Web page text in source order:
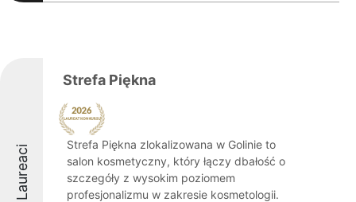
Laureaci
Strefa Piękna
Strefa Piękna zlokalizowana w Golinie to
salon kosmetyczny, który łączy dbałość o
szczegóły z wysokim poziomem
profesjonalizmu w zakresie kosmetologii.